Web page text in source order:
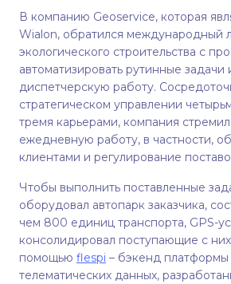
В компанию Geoservice, которая
Wialon, обратился международный
экологического строительства с
автоматизировать рутинные задачи
диспетчерскую работу.
стратегическом управлении
тремя карьерами, компания
ежедневную работу, в частности,
клиентами и регулирование
Чтобы выполнить поставленные
оборудовал автопарк заказчика,
чем 800 единиц транспорта, GPS-
консолидировал поступающие с
помощью flespi – бэкенд платформы
телематических данных,